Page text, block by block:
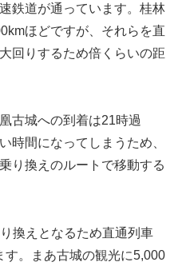
鉄道が通っています。桂林
ほどですが、それらを直
回りするため倍くらいの距
古城への到着は21時過
時間になってしまうため、
り換えのルートで移動する
換えとなるため直通列車
す。まあ古城の観光に5,000